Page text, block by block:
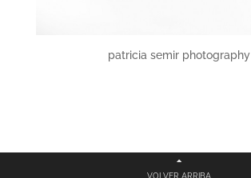
patricia semir photography
VOLVER ARRIBA